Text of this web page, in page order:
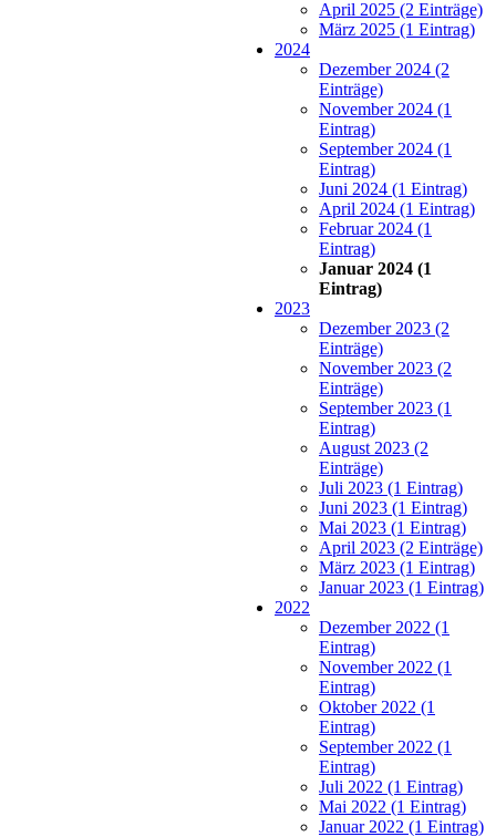
April 2025 (2 Einträge)
März 2025 (1 Eintrag)
2024
Dezember 2024 (2
Einträge)
November 2024 (1
Eintrag)
September 2024 (1
Eintrag)
Juni 2024 (1 Eintrag)
April 2024 (1 Eintrag)
Februar 2024 (1
Eintrag)
Januar 2024 (1
Eintrag)
2023
Dezember 2023 (2
Einträge)
November 2023 (2
Einträge)
September 2023 (1
Eintrag)
August 2023 (2
Einträge)
Juli 2023 (1 Eintrag)
Juni 2023 (1 Eintrag)
Mai 2023 (1 Eintrag)
April 2023 (2 Einträge)
März 2023 (1 Eintrag)
Januar 2023 (1 Eintrag)
2022
Dezember 2022 (1
Eintrag)
November 2022 (1
Eintrag)
Oktober 2022 (1
Eintrag)
September 2022 (1
Eintrag)
Juli 2022 (1 Eintrag)
Mai 2022 (1 Eintrag)
Januar 2022 (1 Eintrag)